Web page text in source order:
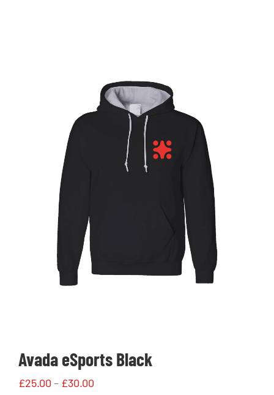
Avada eSports Black
£25.00 – £30.00